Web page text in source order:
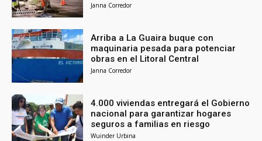
Janna Corredor
Arriba a La Guaira buque con
maquinaria pesada para potenciar
obras en el Litoral Central
Janna Corredor
4.000 viviendas entregará el Gobierno
nacional para garantizar hogares
seguros a familias en riesgo
Wuinder Urbina